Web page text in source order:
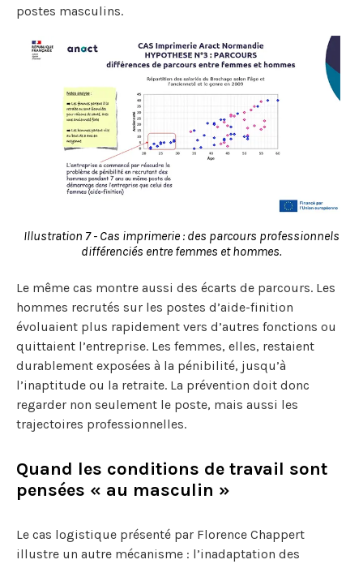
postes masculins.
Illustration 7 - Cas imprimerie : des parcours professionnels
différenciés entre femmes et hommes.
Le même cas montre aussi des écarts de parcours. Les
hommes recrutés sur les postes d’aide-finition
évoluaient plus rapidement vers d’autres fonctions ou
quittaient l’entreprise. Les femmes, elles, restaient
durablement exposées à la pénibilité, jusqu’à
l’inaptitude ou la retraite. La prévention doit donc
regarder non seulement le poste, mais aussi les
trajectoires professionnelles.
Quand les conditions de travail sont
pensées « au masculin »
Le cas logistique présenté par Florence Chappert
illustre un autre mécanisme : l’inadaptation des